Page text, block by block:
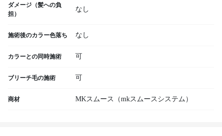
ダメージ（髪への負
担）
なし
施術後のカラー色落ち なし
カラーとの同時施術 可
ブリーチ毛の施術 可
商材 MKスムース（mkスムースシステム）